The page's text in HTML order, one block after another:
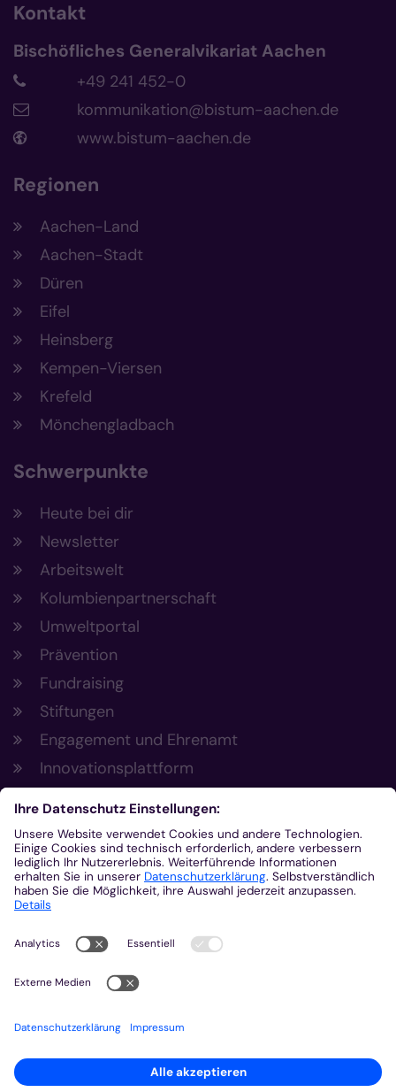
Kontakt
Bischöfliches Generalvikariat Aachen
+49 241 452-0
kommunikation@bistum-aachen.de
www.bistum-aachen.de
Regionen
Aachen-Land
Aachen-Stadt
Düren
Eifel
Heinsberg
Kempen-Viersen
Krefeld
Mönchengladbach
Schwerpunkte
Heute bei dir
Newsletter
Arbeitswelt
Kolumbienpartnerschaft
Umweltportal
Prävention
Fundraising
Stiftungen
Engagement und Ehrenamt
Innovationsplattform
Aus der Plattform
Nachrichten
Veranstaltungen
Gottesdienste
Stellenangebote
Kirchenzeitung
Amtsblatt (Kirchlicher Anzeiger)
Rechtsdatenbank
Meldestelle gemäß Hinweisgeberschutzgesetz